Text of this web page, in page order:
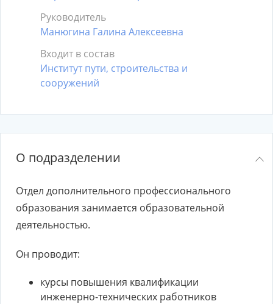
Руководитель
Манюгина Галина Алексеевна
Входит в состав
Институт пути, строительства и
сооружений
О подразделении
Отдел дополнительного профессионального
образования занимается образовательной
деятельностью.
Он проводит:
курсы повышения квалификации
инженерно-технических работников